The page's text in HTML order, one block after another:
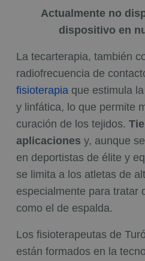
Actualmente no
dispositivo en
La tecarterapia, también
radiofrecuencia de
fisioterapia que estimula
y linfática, lo que permite
curación de los tejidos.
aplicaciones y, aunque
en deportistas de élite y
se limita a los atletas de
especialmente para tratar
como el de espalda.
Los fisioterapeutas de
están formados en la